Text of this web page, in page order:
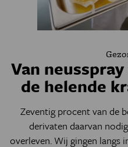
Van
de helende
Zeventig procent van de
derivaten daarvan
overleven. Wij gingen